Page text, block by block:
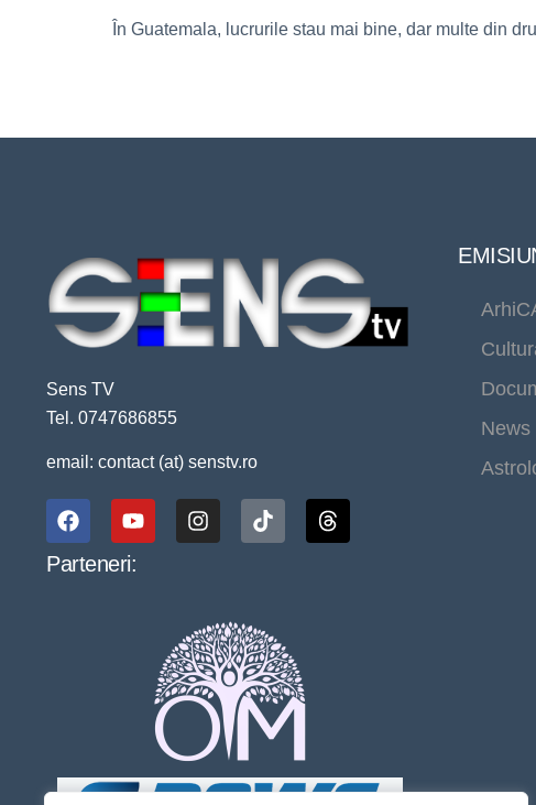
În Guatemala, lucrurile stau mai bine, dar multe din
Sens TV
Tel. 0747686855
email: contact (at) senstv.ro
Parteneri:
News